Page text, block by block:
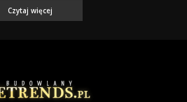
Czytaj więcej